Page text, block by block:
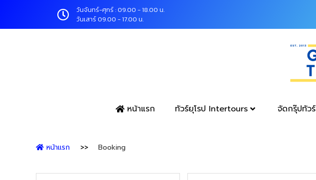
วันจันทร์-ศุกร์ : 09.00 - 18.00 น.
วันเสาร์ 09.00 - 17.00 น.
หน้าแรก ทัวร์ยุโรป Intertours จัดกรุ๊ปทัวร์
หน้าแรก Booking